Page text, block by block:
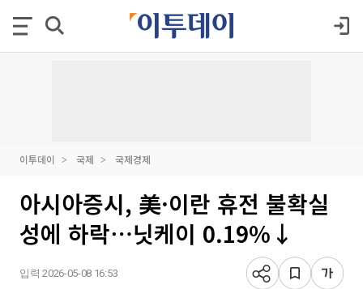
이투데이 국제 국제경제
아시아증시, 美·이란 휴전 불확실
성에 하락⋯닛케이 0.19%↓
입력 2026-05-08 16:53